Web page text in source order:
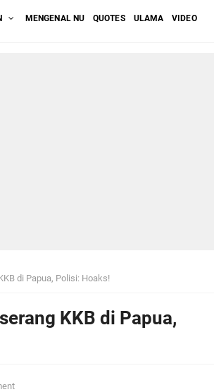
MENGENAL NU QUOTES ULAMA VIDEO
di Papua, Polisi: Hoaks!
KKB di Papua,